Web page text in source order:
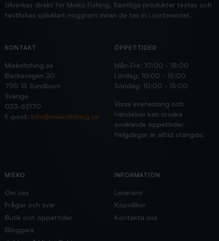
tillverkas direkt för Mieko Fishing. Samtliga produkter testas och
testfiskas självklart noggrant innan de tas in i sortimentet.
KONTAKT
Miekofishing.se
Backavägen 20
790 15 Sundborn
Sverige
023-62170
E-post: info@miekofishing.se
ÖPPETTIDER
Mån-Fre: 10:00 - 18:00
Lördag: 10:00 - 15:00
Söndag: 10:00 - 15:00
Vissa evenemang och
händelser kan orsaka
avvikande öppettider.
Helgdagar är alltid stängda.
MIEKO
Om oss
Frågor och svar
Butik och öppettider
Bloggare
INFORMATION
Leverans
Köpvillkor
Kontakta oss